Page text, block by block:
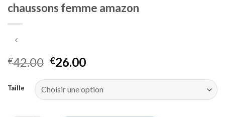
chaussons femme amazon
€42.00 €26.00
Taille